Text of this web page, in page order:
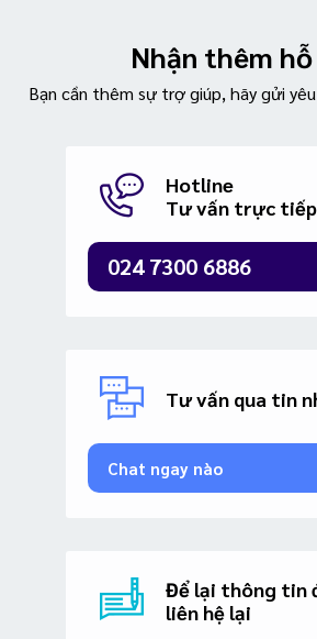
Nhận thêm
Bạn cần thêm sự trợ giúp, hãy gửi
Hotline
Tư vấn trực tiếp
024 7300 6886
Tư vấn qua tin
Chat ngay nào
Để lại thông tin
liên hệ lại